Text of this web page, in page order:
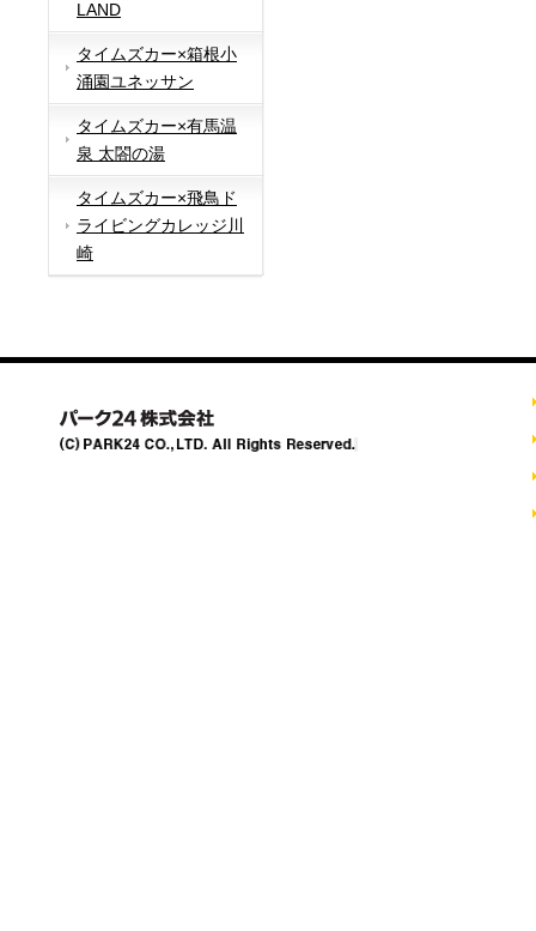
LAND
タイムズカー×箱根小
涌園ユネッサン
タイムズカー×有馬温
泉 太閤の湯
タイムズカー×飛鳥ド
ライビングカレッジ川
崎